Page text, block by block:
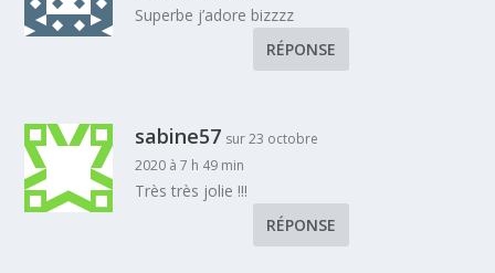
Superbe j’adore bizzzz
RÉPONSE
sabine57 sur 23 octobre
2020 à 7 h 49 min
Très très jolie !!!
RÉPONSE